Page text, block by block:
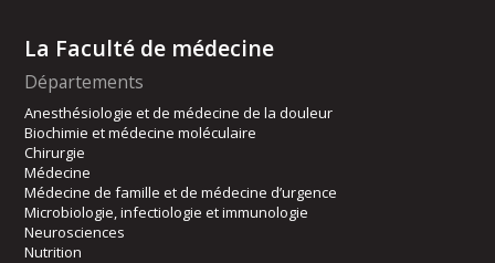
La Faculté de médecine
Départements
Anesthésiologie et de médecine de la douleur
Biochimie et médecine moléculaire
Chirurgie
Médecine
Médecine de famille et de médecine d’urgence
Microbiologie, infectiologie et immunologie
Neurosciences
Nutrition